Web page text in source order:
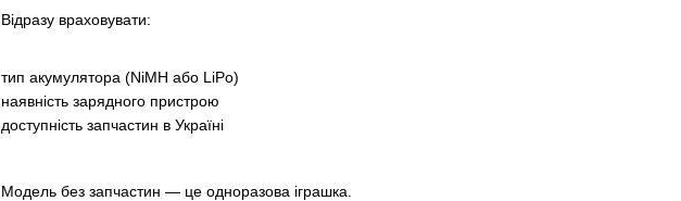
Відразу враховувати:
тип акумулятора (NiMH або LiPo)
наявність зарядного пристрою
доступність запчастин в Україні
Модель без запчастин — це одноразова іграшка.